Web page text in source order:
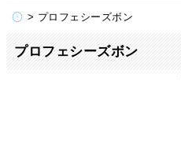
> プロフェシーズボン
プロフェシーズボン